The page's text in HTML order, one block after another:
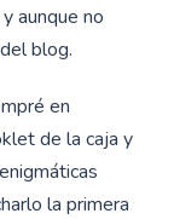
y aunque no
blog.
en
de la caja y
la primera